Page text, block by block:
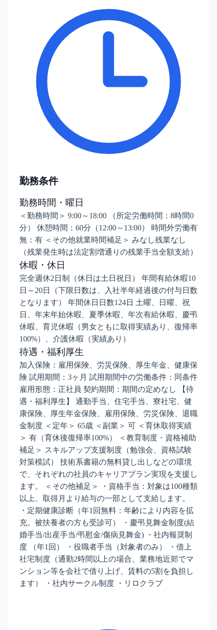
勤務条件
勤務時間・曜日
＜勤務時間＞ 9:00～18:00 （所定労働時間：8時間0
分） 休憩時間：60分（12:00～13:00） 時間外労働有
無：有 ＜その他就業時間補足＞ みなし残業なし
（残業発生時は法定割増通りの残業手当全額支給）
休暇・休日
完全週休2日制（休日は土日祝日） 年間有給休暇10
日～20日（下限日数は、入社半年経過後の付与日数
となります） 年間休日日数124日 土曜、日曜、祝
日、年末年始休暇、夏季休暇、年次有給休暇、慶弔
休暇、育児休暇（男女ともに取得実績あり、復帰率
100%）、介護休暇（実績あり）
待遇・福利厚生
加入保険：雇用保険、労災保険、厚生年金、健康保
険 試用期間：3ヶ月 試用期間中の労働条件：同条件
雇用形態：正社員 契約期間：期間の定めなし 【待
遇・福利厚生】 通勤手当、住宅手当、寮社宅、健
康保険、厚生年金保険、雇用保険、労災保険、退職
金制度 ＜定年＞ 65歳 ＜副業＞ 可 ＜育休取得実績
＞ 有（育休後復帰率100%） ＜教育制度・資格補助
補足＞ スキルアップ支援制度（勉強会、資格試験
対策模試） 技術系書籍の無料貸し出しなどの環境
で、それぞれの社員のキャリアプラン実現を支援し
ます。 ＜その他補足＞ ・資格手当：対象は100種類
以上、取得月より給与の一部として支給します。
・定期健康診断（年1回無料：年齢により内容を拡
充。被扶養者の方も受診可） ・慶弔見舞金制度(結
婚手当/出産手当/弔慰金/傷病見舞金) ・社内報奨制
度 （年1回） ・役職者手当（対象者のみ） ・借上
社宅制度（通勤2時間以上の場合、業務地近郊でマ
ンション等を会社で借り上げ、賃料の5割を負担し
ます） ・社内サークル制度 ・リロクラブ